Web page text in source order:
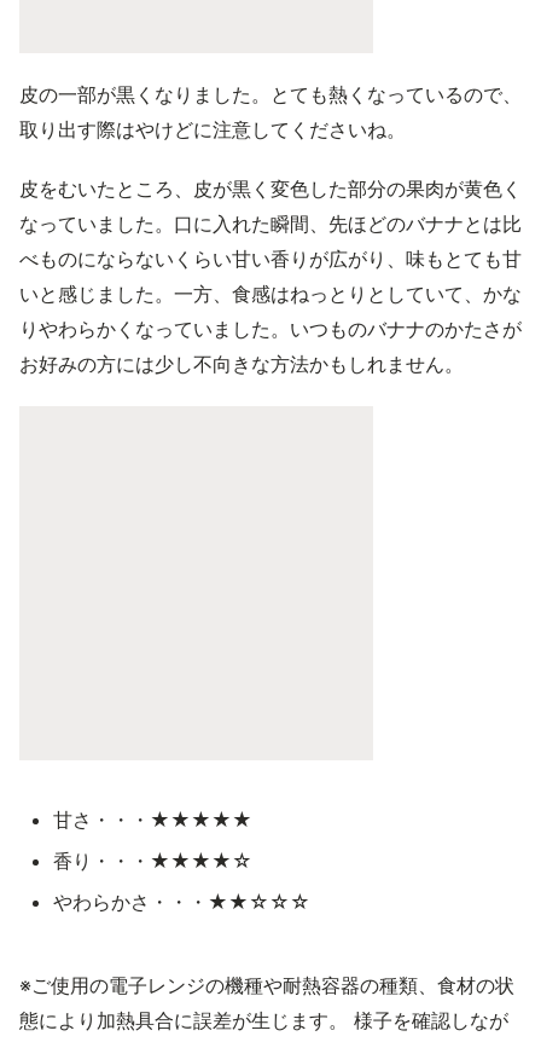
皮の一部が黒くなりました。とても熱くなっているので、
取り出す際はやけどに注意してくださいね。
皮をむいたところ、皮が黒く変色した部分の果肉が黄色く
なっていました。口に入れた瞬間、先ほどのバナナとは比
べものにならないくらい甘い香りが広がり、味もとても甘
いと感じました。一方、食感はねっとりとしていて、かな
りやわらかくなっていました。いつものバナナのかたさが
お好みの方には少し不向きな方法かもしれません。
甘さ・・・★★★★★
香り・・・★★★★☆
やわらかさ・・・★★☆☆☆
※ご使用の電子レンジの機種や耐熱容器の種類、食材の状
態により加熱具合に誤差が生じます。 様子を確認しなが